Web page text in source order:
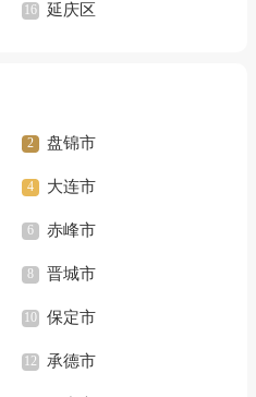
延庆区
盘锦市
大连市
赤峰市
晋城市
保定市
承德市